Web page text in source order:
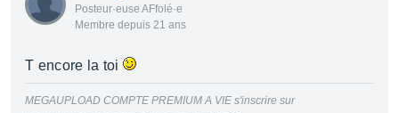
Posteur·euse AFfolé·e
Membre depuis 21 ans
T encore la toi
MEGAUPLOAD COMPTE PREMIUM A VIE s'inscrire sur